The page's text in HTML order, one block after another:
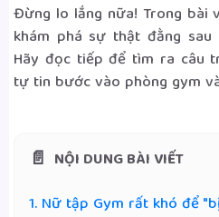
Đừng lo lắng nữa! Trong bài
khám phá sự thật đằng
Hãy đọc tiếp để tìm ra câu
tự tin bước vào phòng gym
NỘI DUNG BÀI VIẾT
1. Nữ tập Gym rất khó để